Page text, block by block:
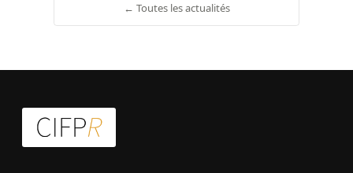
← Toutes les actualités